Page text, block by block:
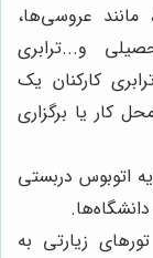
عروسی‌ها،
و...ترابری
کارکنان یک
کار یا برگزاری
اتوبوس دربستی
زیارتی به